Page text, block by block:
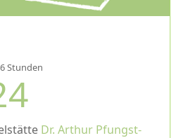
Stunden
Dr. Arthur Pfungst-